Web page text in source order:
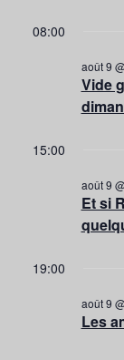
08:00
Vide
août 9
15:00
Et si
août 9
19:00
Les
août 9